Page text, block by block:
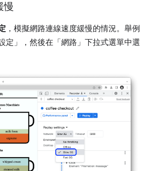
慢
，模擬網路連線速度緩慢的情況。舉例
定」
，然後在「網路」 下拉式選單中選